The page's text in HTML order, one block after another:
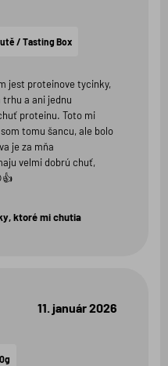
/ Tasting Box
jest proteinove tycinky,
trhu a ani jednu
proteinu. Toto mi
tomu šancu, ale bolo
je za mňa
velmi dobrú chuť,
ktoré mi chutia
11. január 2026